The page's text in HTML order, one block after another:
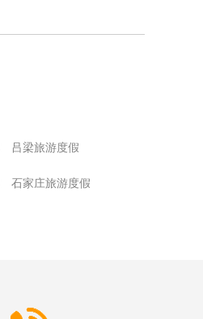
吕梁旅游度假
石家庄旅游度假